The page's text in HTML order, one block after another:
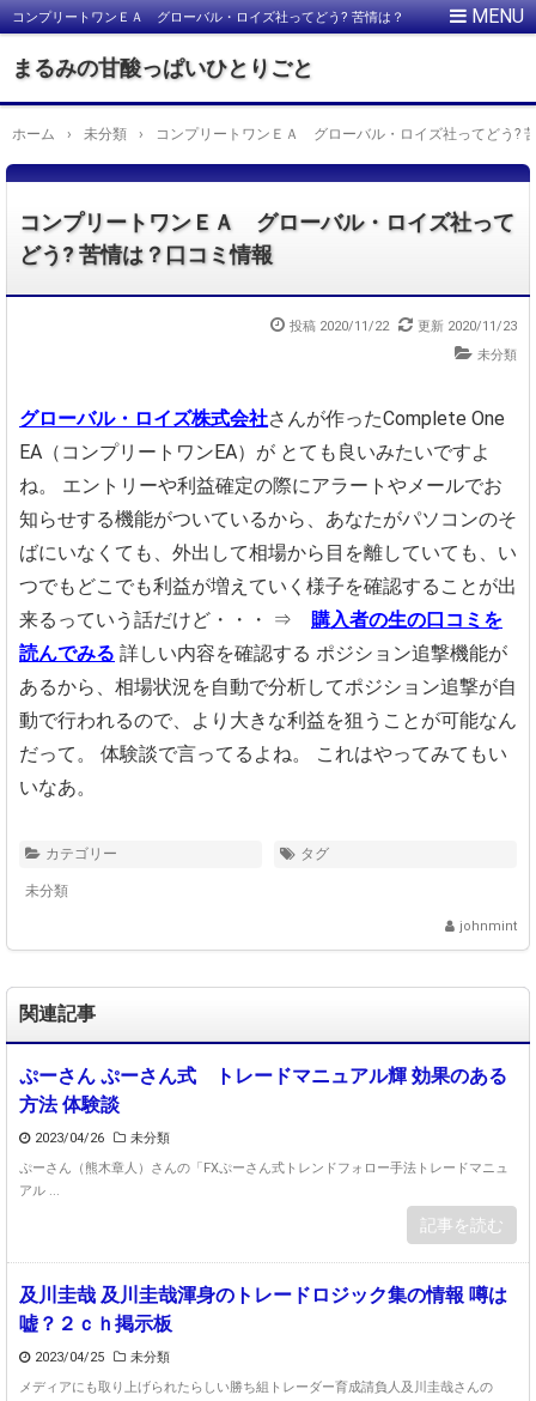
コンプリートワンＥＡ グローバル・ロイズ社ってどう? 苦情は？
まるみの甘酸っぱいひとりごと
ホーム › 未分類 › コンプリートワンＥＡ グローバル・ロイズ社ってどう?
コンプリートワンＥＡ グローバル・ロイズ社って
どう? 苦情は？口コミ情報
投稿 2020/11/22 更新 2020/11/23
未分類
グローバル・ロイズ株式会社さんが作ったComplete One
EA（コンプリートワンEA）が とても良いみたいですよ
ね。
エントリーや利益確定の際にアラートやメールでお
知らせする機能がついているから、 あなたがパソコンのそ
ばにいなくても、 外出して相場から目を離していても、 い
つでもどこでも利益が増えていく様子を確認することが出
来るっていう話だけど・・・
⇒ 購入者の生の口コミを
読んでみる 詳しい内容を確認する ポジション追撃機能が
あるから、 相場状況を自動で分析してポジション追撃が自
動で行われるので、
より大きな利益を狙うことが可能なん
だって。
体験談で言ってるよね。
これはやってみてもい
いなあ。
カテゴリー
未分類
タグ
johnmint
関連記事
ぷーさん ぷーさん式 トレードマニュアル輝 効果のある
方法 体験談
2023/04/26
未分類
ぷーさん（熊木章人）さんの「FXぷーさん式トレンドフォロー手法トレードマニュ
アル ...
記事を読む
及川圭哉 及川圭哉渾身のトレードロジック集の情報 噂は
嘘？２ｃｈ掲示板
2023/04/25
未分類
メディアにも取り上げられたらしい勝ち組トレーダー育成請負人及川圭哉さんの